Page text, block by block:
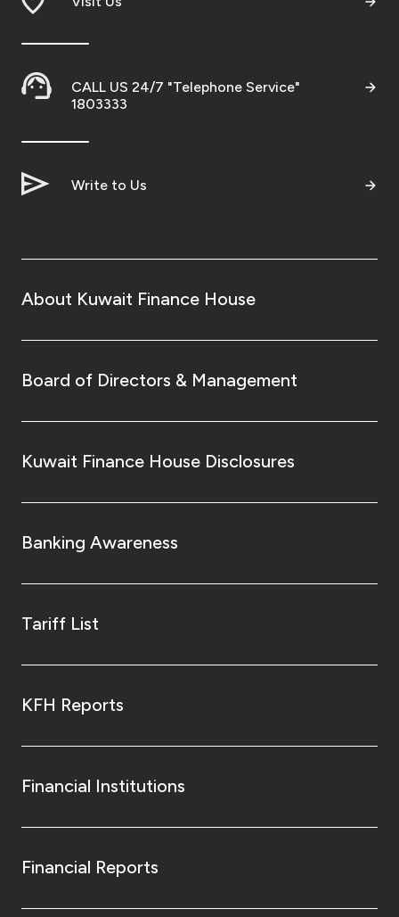
CALL US 24/7 "Telephone Service"
1803333
Write to Us
About Kuwait Finance House
Board of Directors & Management
Kuwait Finance House Disclosures
Banking Awareness
Tariff List
KFH Reports
Financial Institutions
Financial Reports